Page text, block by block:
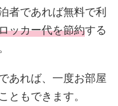
者であれば無料で利
ッカー代を節約する
あれば、一度お部屋
ともできます。